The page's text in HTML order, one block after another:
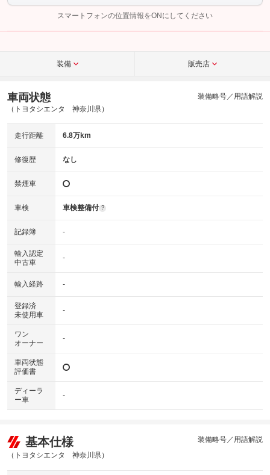
完了してください。
こちら
スマートフォンの位置情報をONにしてください
装備 販売店
車両状態
（トヨタシエンタ 神奈川県）
装備略号／用語解説
走行距離 6.8万km
修復歴 なし
禁煙車
車検 車検整備付 ?
記録簿 -
輸入認定
中古車
-
輸入経路 -
登録済
未使用車
-
ワン
オーナー
-
車両状態
評価書
ディーラ
ー車
-
基本仕様
（トヨタシエンタ 神奈川県）
装備略号／用語解説